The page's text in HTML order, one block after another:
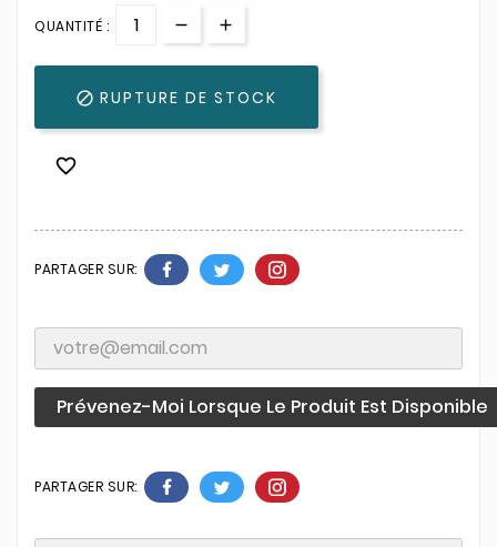
QUANTITÉ :
 RUPTURE DE STOCK

PARTAGER SUR:
Prévenez-Moi Lorsque Le Produit Est Disponible
PARTAGER SUR: